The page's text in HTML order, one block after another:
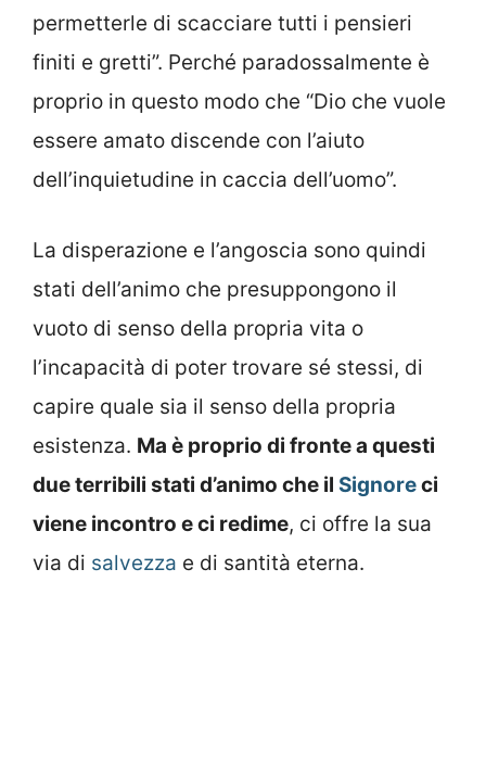
permetterle di scacciare tutti i pensieri
finiti e gretti”. Perché paradossalmente è
proprio in questo modo che “Dio che vuole
essere amato discende con l’aiuto
dell’inquietudine in caccia dell’uomo”.
La disperazione e l’angoscia sono quindi
stati dell’animo che presuppongono il
vuoto di senso della propria vita o
l’incapacità di poter trovare sé stessi, di
capire quale sia il senso della propria
esistenza. Ma è proprio di fronte a questi
due terribili stati d’animo che il Signoreci
viene incontro e ci redime, ci offre la sua
via di salvezza e di santità eterna.